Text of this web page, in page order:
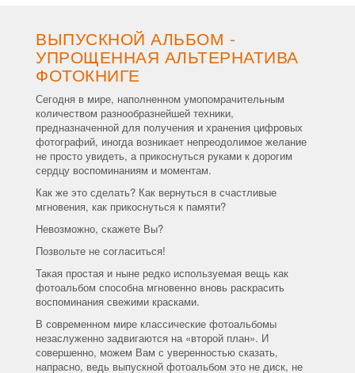
ВЫПУСКНОЙ АЛЬБОМ -
УПРОЩЕННАЯ АЛЬТЕРНАТИВА
ФОТОКНИГЕ
Сегодня в мире, наполненном умопомрачительным
количеством разнообразнейшей техники,
предназначенной для получения и хранения цифровых
фотографий, иногда возникает непреодолимое желание
не просто увидеть, а прикоснуться руками к дорогим
сердцу воспоминаниям и моментам.
Как же это сделать? Как вернуться в счастливые
мгновения, как прикоснуться к памяти?
Невозможно, скажете Вы?
Позвольте не согласиться!
Такая простая и ныне редко используемая вещь как
фотоальбом способна мгновенно вновь раскрасить
воспоминания свежими красками.
В современном мире классические фотоальбомы
незаслуженно задвигаются на «второй план». И
совершенно, можем Вам с уверенностью сказать,
напрасно, ведь выпускной фотоальбом это не диск, не